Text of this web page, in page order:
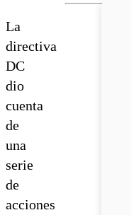
La
directiva
DC
dio
cuenta
de
una
serie
de
acciones